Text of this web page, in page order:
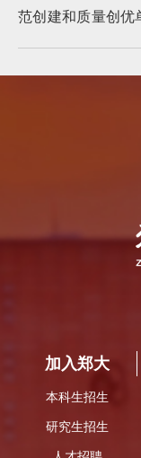
范创建和质量创优
加入郑大
本科生招生
研究生招生